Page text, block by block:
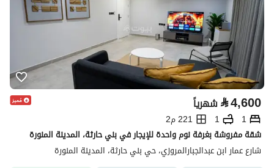
⃁4,600 شهرياً
1
1
221 م2
شقة مفروشة بغرفة نوم واحدة للإيجار في بني حارثة، المدينة المنورة
شارع عمار ابن عبدالجبارالمروزي، حي بني حارثة، المدينة المنورة